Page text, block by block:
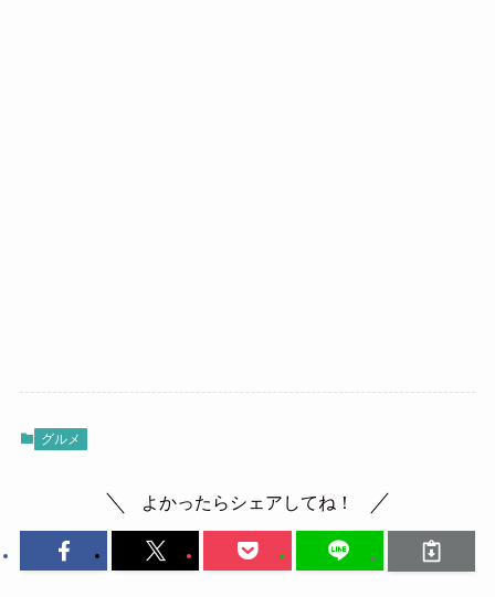
グルメ
よかったらシェアしてね！